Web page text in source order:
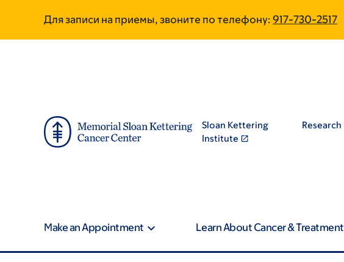
main
footer
Для записи на приемы, звоните по телефону: 917-730-2517
Sloan Kettering
Institute
Research
Make an Appointment Learn About Cancer & Treatment